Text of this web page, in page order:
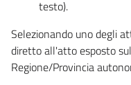
testo).
Selezionando uno degli
diretto all'atto esposto
Regione/Provincia